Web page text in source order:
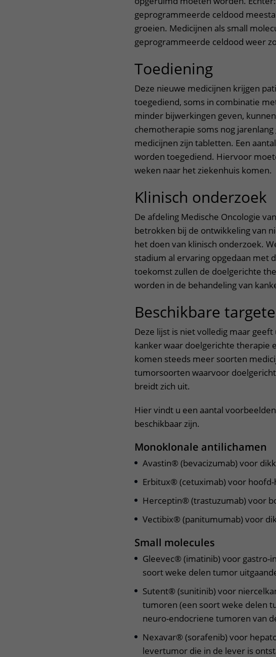
geprogrammeerde celdood
groeien. Medicijnen als small
geprogrammeerde celdood weer
Toediening
Deze nieuwe medicijnen krijgen
toegediend, soms in combinatie
minder bijwerkingen geven,
chemotherapie soms nog
medicijnen zijn tabletten. Een
worden toegediend. Hiervoor
weken naar het ziekenhuis komen.
Klinisch onderzoek
De afdeling Medische Oncologie
betrokken bij de ontwikkeling van
het doen van klinisch onderzoek.
stadium al ervaring opgedaan met
toekomst zullen de doelgerichte
worden in de behandeling van
Beschikbare
Deze lijst is niet volledig maar
kanker waar doelgerichte therapie
komen steeds meer soorten
tumorsoorten waarvoor
breidt zich uit.
Hier vindt u een aantal
beschikbaar zijn.
Monoklonale antilichamen
Avastin® (bevacizumab) voor
Erbitux® (cetuximab) voor
Herceptin® (trastuzumab) voor
Vectibix® (panitumumab) voor
Small molecules
Gleevec® (imatinib) voor gastro-
soort weke delen tumor
Sutent® (sunitinib) voor
tumoren (een soort weke delen
neuro-endocriene tumoren van
Nexavar® (sorafenib) voor
levertumor die in de lever is